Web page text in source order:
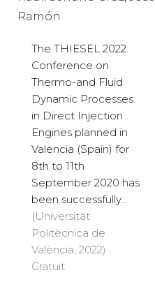
Ramón
The THIESEL 2022.
Conference on
Thermo-and Fluid
Dynamic Processes
in Direct Injection
Engines planned in
Valencia (Spain) for
8th to 11th
September 2020 has
been successfully...
(Universitat
Politècnica de
València, 2022) ·
Gratuït